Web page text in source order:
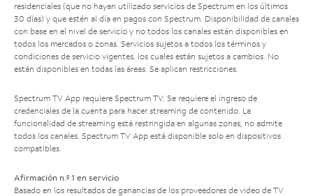
residenciales (que no hayan utilizado servicios de Spectrum en los últimos
30 días) y que estén al día en pagos con Spectrum. Disponibilidad de canales
con base en el nivel de servicio y no todos los canales están disponibles en
todos los mercados o zonas. Servicios sujetos a todos los términos y
condiciones de servicio vigentes, los cuales están sujetos a cambios. No
están disponibles en todas las áreas. Se aplican restricciones.
Spectrum TV App requiere Spectrum TV. Se requiere el ingreso de
credenciales de la cuenta para hacer streaming de contenido. La
funcionalidad de streaming está restringida en algunas zonas; no admite
todos los canales. Spectrum TV App está disponible solo en dispositivos
compatibles.
Afirmación n.º 1 en servicio
Basado en los resultados de ganancias de los proveedores de video de TV